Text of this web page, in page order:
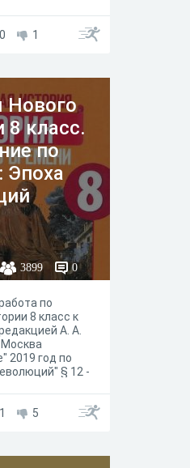
0 1
Нового
8 класс.
по
Эпоха
3899 0
по
8 класс к
А. А.
2019 год по
§ 12 -
1 5